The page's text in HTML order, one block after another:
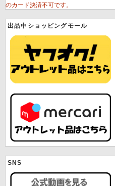
のカード決済不可です。
出品中ショッピングモール
SNS